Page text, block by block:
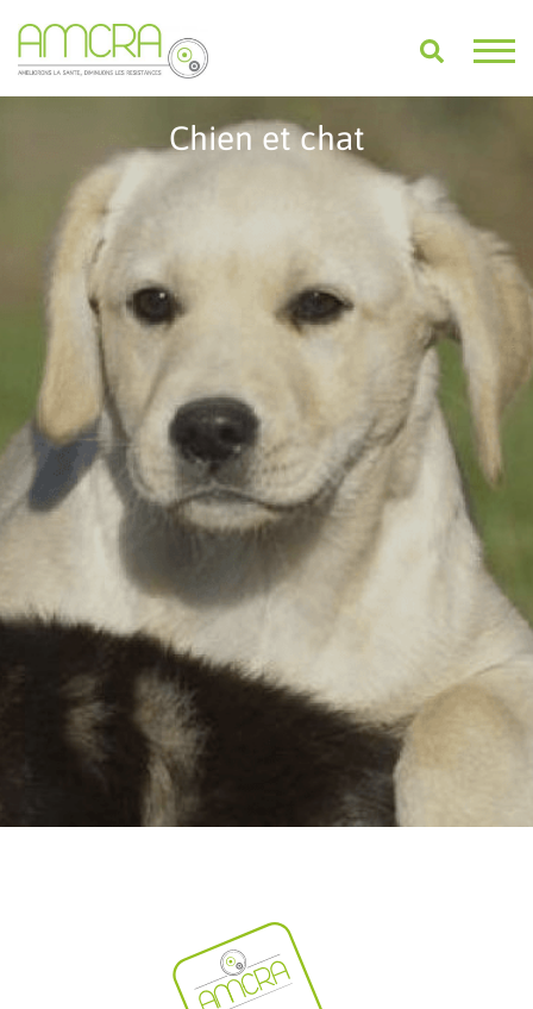
Chien et chat